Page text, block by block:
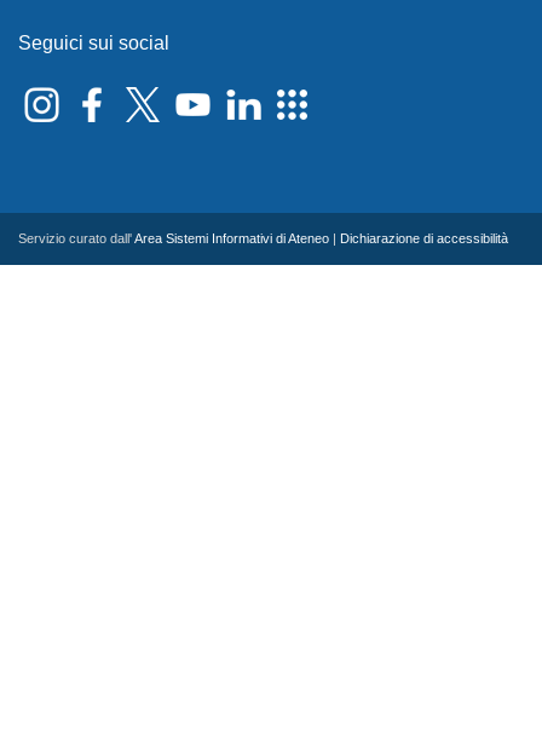
Seguici sui social
Servizio curato dall'Area Sistemi Informativi di Ateneo Dichiarazione di accessibilità